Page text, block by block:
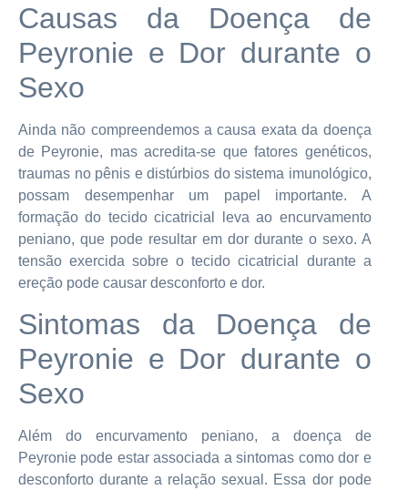
Causas da Doença de
Peyronie e Dor durante o
Sexo
Ainda não compreendemos a causa exata da doença
de Peyronie, mas acredita-se que fatores genéticos,
traumas no pênis e distúrbios do sistema imunológico,
possam desempenhar um papel importante. A
formação do tecido cicatricial leva ao encurvamento
peniano, que pode resultar em dor durante o sexo. A
tensão exercida sobre o tecido cicatricial durante a
ereção pode causar desconforto e dor.
Sintomas da Doença de
Peyronie e Dor durante o
Sexo
Além do encurvamento peniano, a doença de
Peyronie pode estar associada a sintomas como dor e
desconforto durante a relação sexual. Essa dor pode